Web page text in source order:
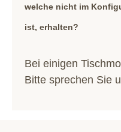
welche nicht im
ist, erhalten?
Bei einigen
Bitte sprechen Sie